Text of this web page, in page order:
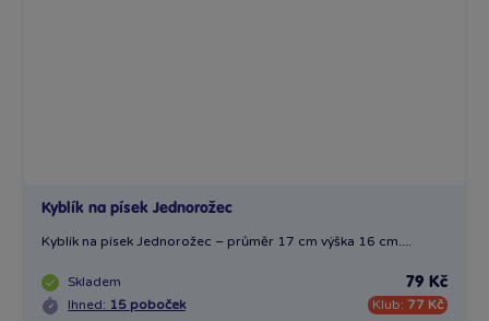
Kyblík na písek Jednorožec
Kyblík na písek Jednorožec – průměr 17 cm výška 16 cm....
Skladem
Ihned: 15 poboček
79 Kč
Klub: 77 Kč